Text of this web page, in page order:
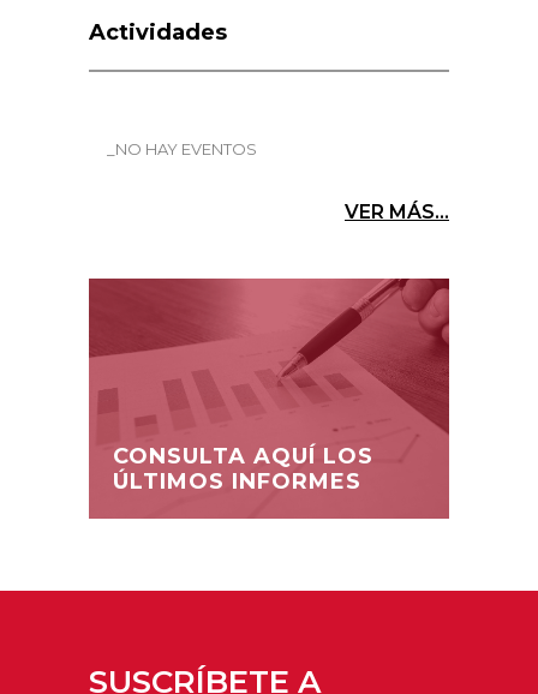
Actividades
_NO HAY EVENTOS
VER MÁS...
CONSULTA AQUÍ LOS
ÚLTIMOS INFORMES
SUSCRÍBETE A